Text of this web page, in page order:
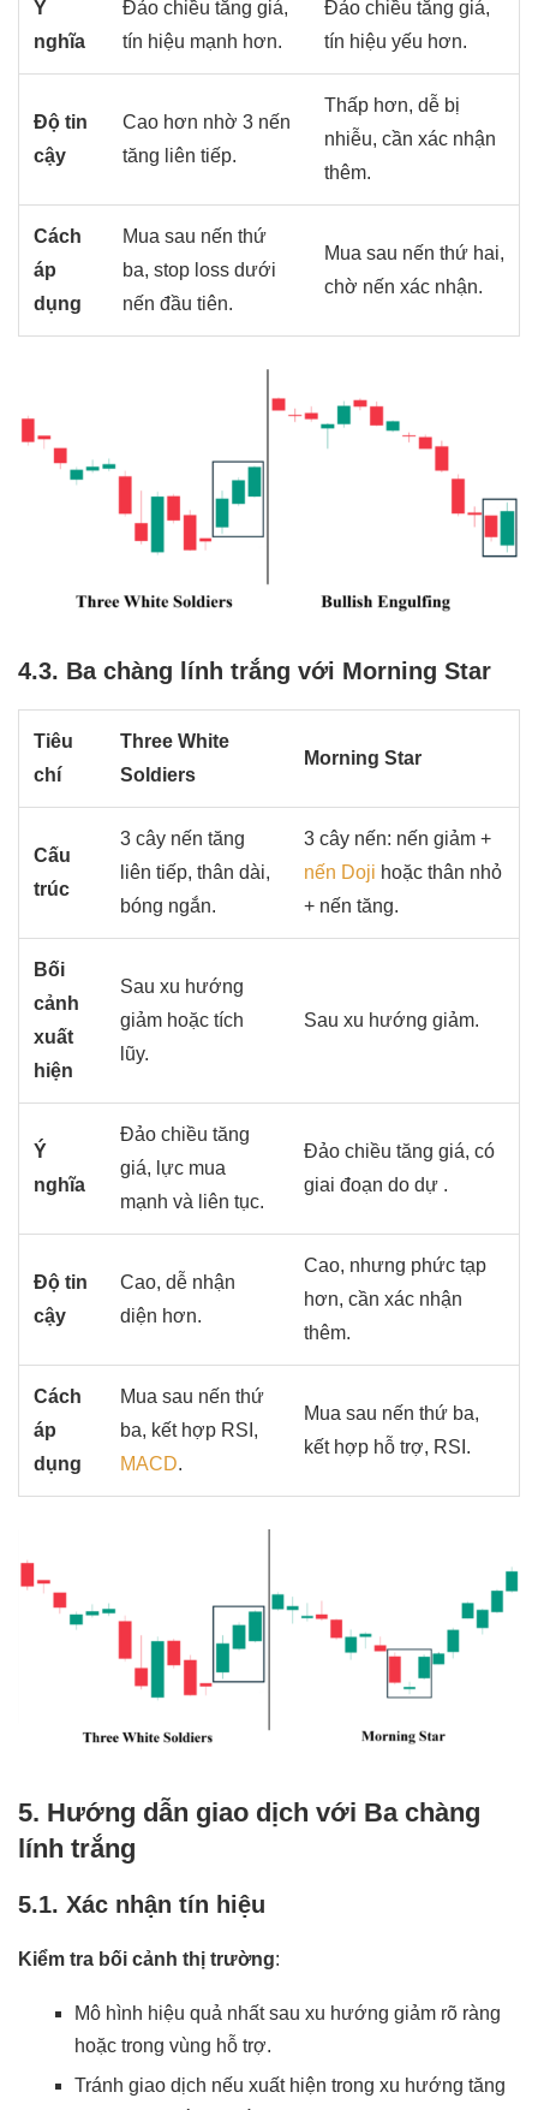
Ý
nghĩa
Đảo chiều tăng giá,
tín hiệu mạnh hơn.
Đảo chiều tăng giá,
tín hiệu yếu hơn.
Độ tin
cậy
Cao hơn nhờ 3 nến
tăng liên tiếp.
Thấp hơn, dễ bị
nhiễu, cần xác nhận
thêm.
Cách
áp
dụng
Mua sau nến thứ
ba, stop loss dưới
nến đầu tiên.
Mua sau nến thứ hai,
chờ nến xác nhận.
4.3. Ba chàng lính trắng với Morning Star
Tiêu
chí
Three White
Soldiers
Morning Star
Cấu
trúc
3 cây nến tăng
liên tiếp, thân dài,
bóng ngắn.
3 cây nến: nến giảm +
nến Doji hoặc thân nhỏ
+ nến tăng.
Bối
cảnh
xuất
hiện
Sau xu hướng
giảm hoặc tích
lũy.
Sau xu hướng giảm.
Ý
nghĩa
Đảo chiều tăng
giá, lực mua
mạnh và liên tục.
Đảo chiều tăng giá, có
giai đoạn do dự .
Độ tin
cậy
Cao, dễ nhận
diện hơn.
Cao, nhưng phức tạp
hơn, cần xác nhận
thêm.
Cách
áp
dụng
Mua sau nến thứ
ba, kết hợp RSI,
MACD.
Mua sau nến thứ ba,
kết hợp hỗ trợ, RSI.
5. Hướng dẫn giao dịch với Ba chàng
lính trắng
5.1. Xác nhận tín hiệu
Kiểm tra bối cảnh thị trường:
Mô hình hiệu quả nhất sau xu hướng giảm rõ ràng
hoặc trong vùng hỗ trợ.
Tránh giao dịch nếu xuất hiện trong xu hướng tăng